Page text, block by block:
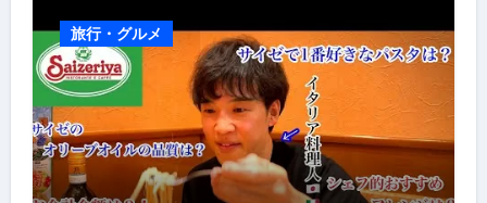
旅行・グルメ